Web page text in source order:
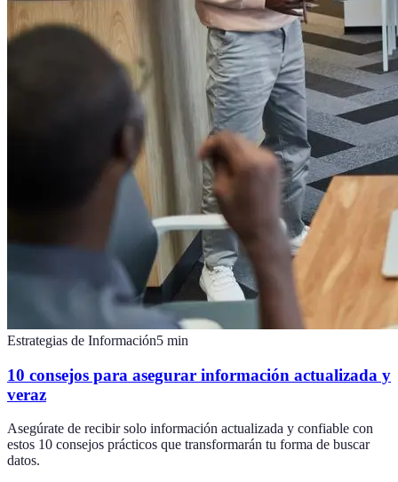
Estrategias de Información5 min
10 consejos para asegurar información actualizada y
veraz
Asegúrate de recibir solo información actualizada y confiable con
estos 10 consejos prácticos que transformarán tu forma de buscar
datos.